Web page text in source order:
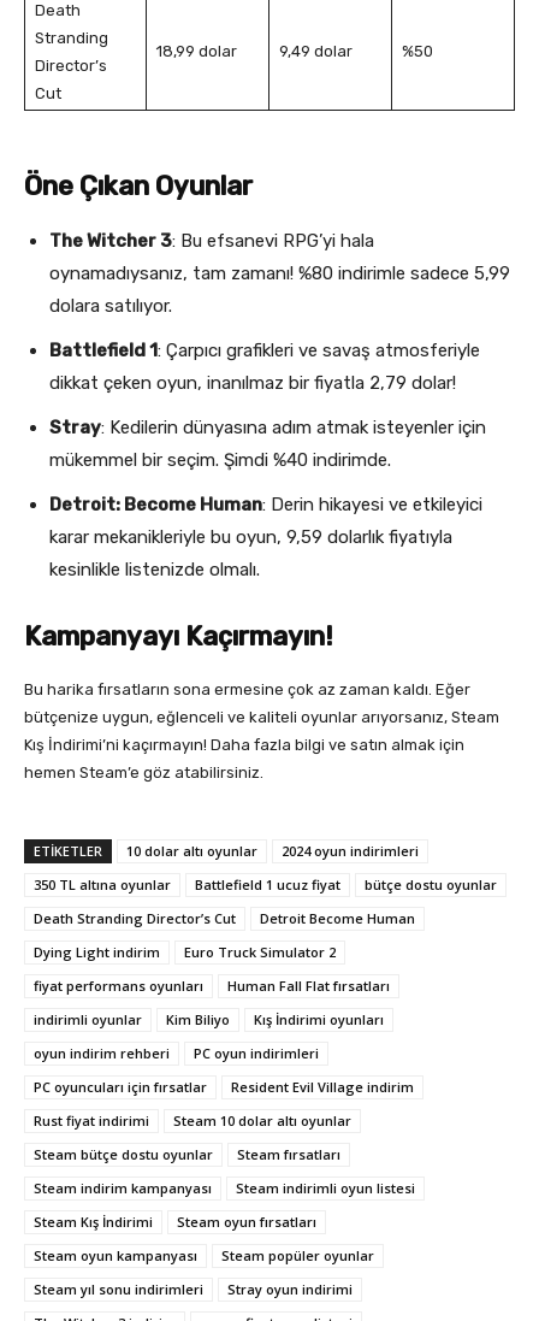
Death
Stranding
Director’s
Cut
18,99 dolar 9,49 dolar %50
Öne Çıkan Oyunlar
The Witcher 3: Bu efsanevi RPG’yi hala
oynamadıysanız, tam zamanı! %80 indirimle sadece 5,99
dolara satılıyor.
Battlefield 1: Çarpıcı grafikleri ve savaş atmosferiyle
dikkat çeken oyun, inanılmaz bir fiyatla 2,79 dolar!
Stray: Kedilerin dünyasına adım atmak isteyenler için
mükemmel bir seçim. Şimdi %40 indirimde.
Detroit: Become Human: Derin hikayesi ve etkileyici
karar mekanikleriyle bu oyun, 9,59 dolarlık fiyatıyla
kesinlikle listenizde olmalı.
Kampanyayı Kaçırmayın!
Bu harika fırsatların sona ermesine çok az zaman kaldı. Eğer
bütçenize uygun, eğlenceli ve kaliteli oyunlar arıyorsanız, Steam
Kış İndirimi’ni kaçırmayın! Daha fazla bilgi ve satın almak için
hemen Steam’e göz atabilirsiniz.
ETIKETLER 10 dolar altı oyunlar
2024 oyun indirimleri
350 TL altına oyunlar
Battlefield 1 ucuz fiyat
bütçe dostu oyunlar
Death Stranding Director’s Cut
Detroit Become Human
Dying Light indirim
Euro Truck Simulator 2
fiyat performans oyunları
Human Fall Flat fırsatları
indirimli oyunlar
Kim Biliyo
Kış İndirimi oyunları
oyun indirim rehberi
PC oyun indirimleri
PC oyuncuları için fırsatlar
Resident Evil Village indirim
Rust fiyat indirimi
Steam 10 dolar altı oyunlar
Steam bütçe dostu oyunlar
Steam fırsatları
Steam indirim kampanyası
Steam indirimli oyun listesi
Steam Kış İndirimi
Steam oyun fırsatları
Steam oyun kampanyası
Steam popüler oyunlar
Steam yıl sonu indirimleri
Stray oyun indirimi